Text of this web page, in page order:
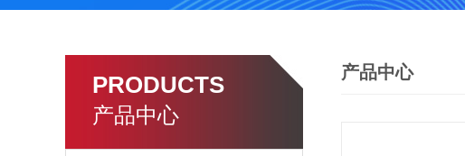
PRODUCTS
产品中心
产品中心